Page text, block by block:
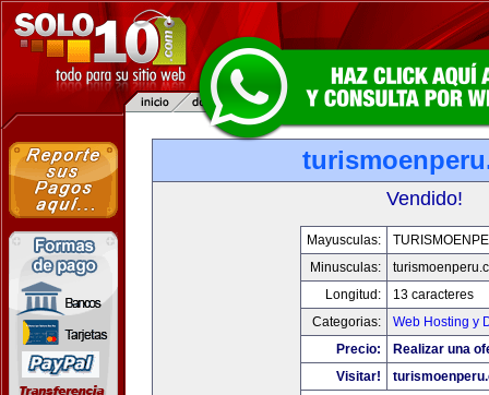
Vendido!
Mayusculas:
Minusculas:
Longitud:
13 caracteres
Categorias:
Web Hosting y
Precio:
Realizar una
Visitar!